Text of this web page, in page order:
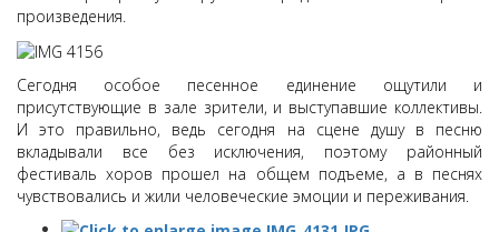
произведения.
Сегодня особое песенное единение ощутили и
присутствующие в зале зрители, и выступавшие коллективы.
И это правильно, ведь сегодня на сцене душу в песню
вкладывали все без исключения, поэтому районный
фестиваль хоров прошел на общем подъеме, а в песнях
чувствовались и жили человеческие эмоции и переживания.